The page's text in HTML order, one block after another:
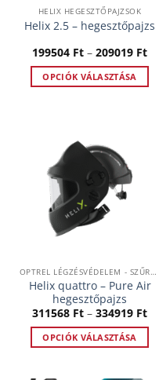
ki
HELIX HEGESZTŐPAJZSOK
Helix 2.5 – hegesztőpajzs
199504 Ft – 209019 Ft
-
OPCIÓK VÁLASZTÁSA
több
variációja
van.
változatok
a
ki
OPTREL LÉGZÉSVÉDELEM - SZŰRTLEVEGŐS RENDSZEREK
Helix quattro – Pure Air
hegesztőpajzs
311568 Ft – 334919 Ft
-
OPCIÓK VÁLASZTÁSA